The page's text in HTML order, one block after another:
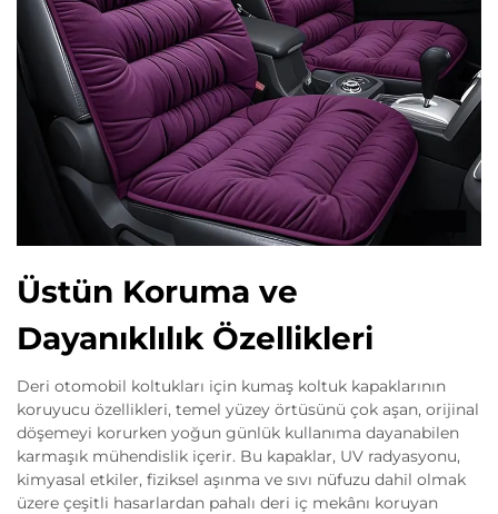
Üstün Koruma ve
Dayanıklılık Özellikleri
Deri otomobil koltukları için kumaş koltuk kapaklarının
koruyucu özellikleri, temel yüzey örtüsünü çok aşan, orijinal
döşemeyi korurken yoğun günlük kullanıma dayanabilen
karmaşık mühendislik içerir. Bu kapaklar, UV radyasyonu,
kimyasal etkiler, fiziksel aşınma ve sıvı nüfuzu dahil olmak
üzere çeşitli hasarlardan pahalı deri iç mekânı koruyan